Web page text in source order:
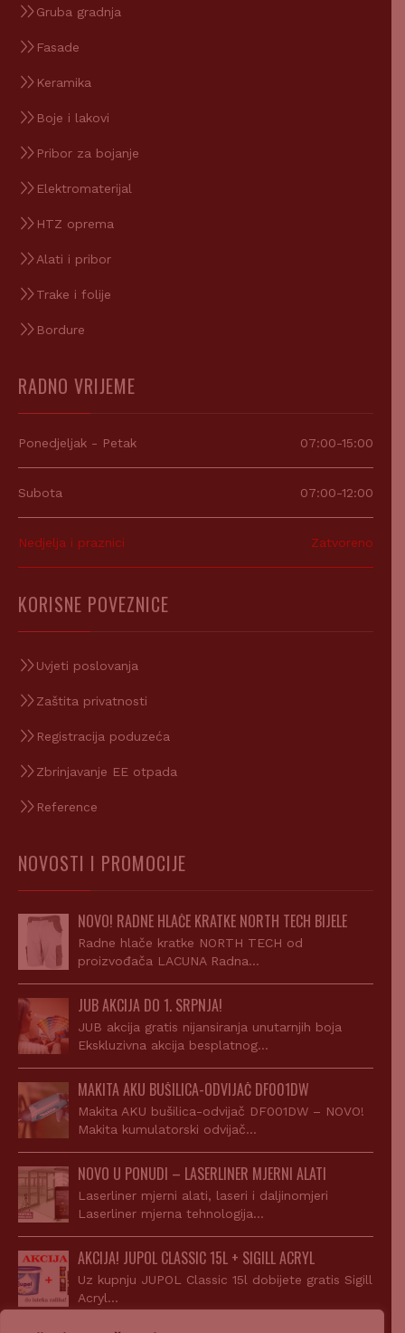
Gruba gradnja
Fasade
Keramika
Boje i lakovi
Pribor za bojanje
Elektromaterijal
HTZ oprema
Alati i pribor
Trake i folije
Bordure
RADNO VRIJEME
Ponedjeljak - Petak 07:00-15:00
Subota 07:00-12:00
Nedjelja i praznici Zatvoreno
KORISNE POVEZNICE
Uvjeti poslovanja
Zaštita privatnosti
Registracija poduzeća
Zbrinjavanje EE otpada
Reference
NOVOSTI I PROMOCIJE
NOVO! RADNE HLAČE KRATKE NORTH TECH BIJELE
Radne hlače kratke NORTH TECH od
proizvođača LACUNA Radna…
JUB AKCIJA DO 1. SRPNJA!
JUB akcija gratis nijansiranja unutarnjih boja
Ekskluzivna akcija besplatnog…
MAKITA AKU BUŠILICA-ODVIJAČ DF001DW
Makita AKU bušilica-odvijač DF001DW – NOVO!
Makita kumulatorski odvijač…
NOVO U PONUDI – LASERLINER MJERNI ALATI
Laserliner mjerni alati, laseri i daljinomjeri
Laserliner mjerna tehnologija…
AKCIJA! JUPOL CLASSIC 15L + SIGILL ACRYL
Uz kupnju JUPOL Classic 15l dobijete gratis Sigill
Acryl…